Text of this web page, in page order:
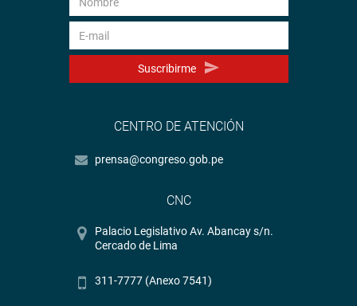
Suscribirme
CENTRO DE ATENCIÓN
prensa@congreso.gob.pe
CNC
Palacio Legislativo Av. Abancay s/n.
Cercado de Lima
311-7777 (Anexo 7541)